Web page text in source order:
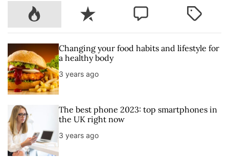
P
o
p
u
l
a
r
R
e
c
e
n
C
o
m
m
T
g
g
Changing your food habits and lifestyle for
a healthy body
3 years ago
The best phone 2023: top smartphones in
the UK right now
3 years ago